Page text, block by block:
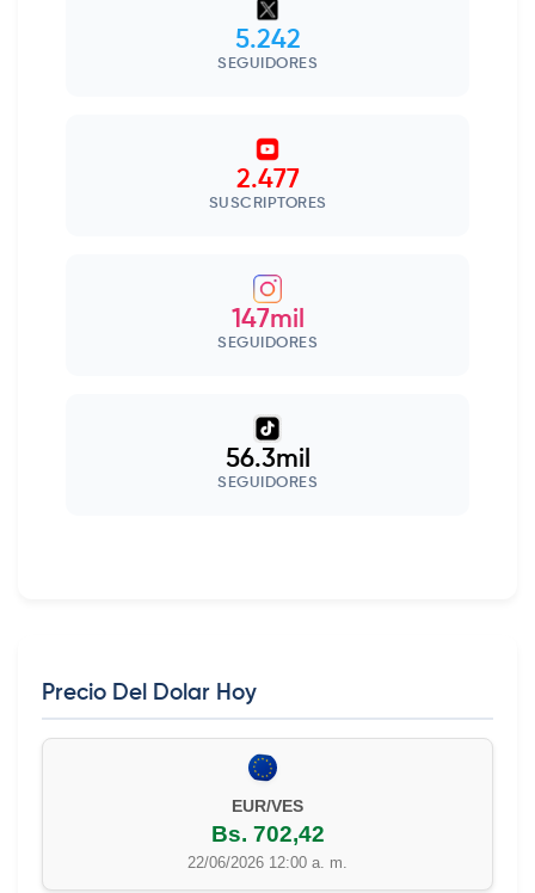
5.242
SEGUIDORES
2.477
SUSCRIPTORES
147mil
SEGUIDORES
56.3mil
SEGUIDORES
Precio Del Dolar Hoy
EUR/VES
Bs. 702,42
22/06/2026 12:00 a. m.